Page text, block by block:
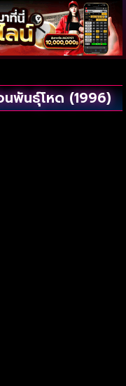
พันธุ์โหด (1996)